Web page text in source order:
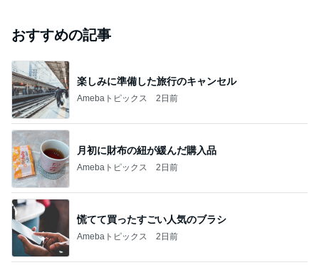
おすすめの記事
楽しみに準備した旅行のキャンセル
Amebaトピックス 2日前
月初に財布の紐が緩んだ購入品
Amebaトピックス 2日前
慌てて買ったすごい人気のブラシ
Amebaトピックス 2日前